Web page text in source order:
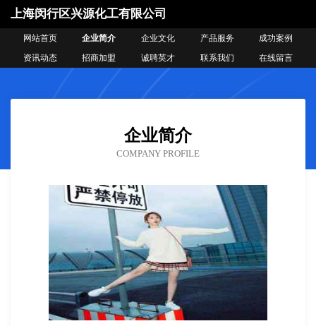
上海闵行区兴源化工有限公司
网站首页 企业简介 企业文化 产品服务
成功案例
资讯动态
招商加盟 诚聘英才 联系我们 在线留言
企业简介
COMPANY PROFILE